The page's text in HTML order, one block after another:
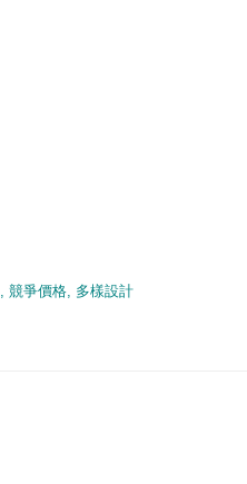
, 競爭價格, 多樣設計